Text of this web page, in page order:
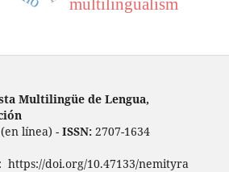
multilingualism
Multilingüe de Lengua,
línea) - ISSN:2707-1634
https://doi.org/10.47133/nemityra